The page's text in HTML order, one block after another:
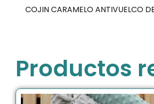
COJIN CARAMELO ANTIVUELCO
Productos